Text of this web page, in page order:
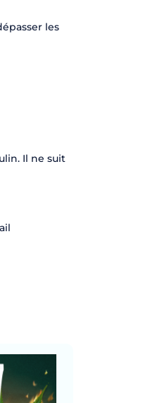
les
Il ne suit